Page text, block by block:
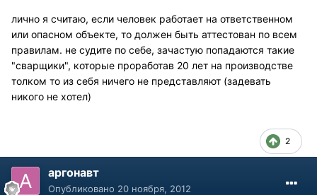
лично я считаю, если человек работает на ответственном
или опасном объекте, то должен быть аттестован по всем
правилам. не судите по себе, зачастую попадаются такие
"сварщики", которые проработав 20 лет на производстве
толком то из себя ничего не представляют (задевать
никого не хотел)
2
аргонавт
Опубликовано 20 ноября, 2012